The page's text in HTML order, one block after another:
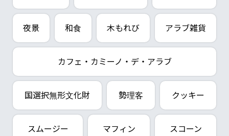
夜景 和食 木もれび アラブ雑貨
カフェ・カミーノ・デ・アラブ
国選択無形文化財 勢理客 クッキー
スムージー マフィン スコーン